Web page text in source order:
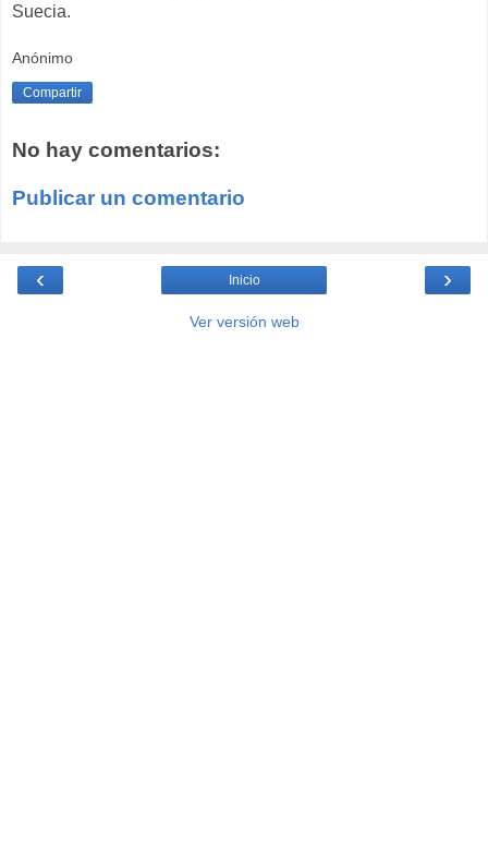
Suecia.
Anónimo
Compartir
No hay comentarios:
Publicar un comentario
‹ ›
Inicio
Ver versión web